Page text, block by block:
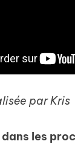
par Kris
les